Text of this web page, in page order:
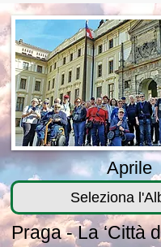
Aprile
Seleziona
Praga - La ‘Città